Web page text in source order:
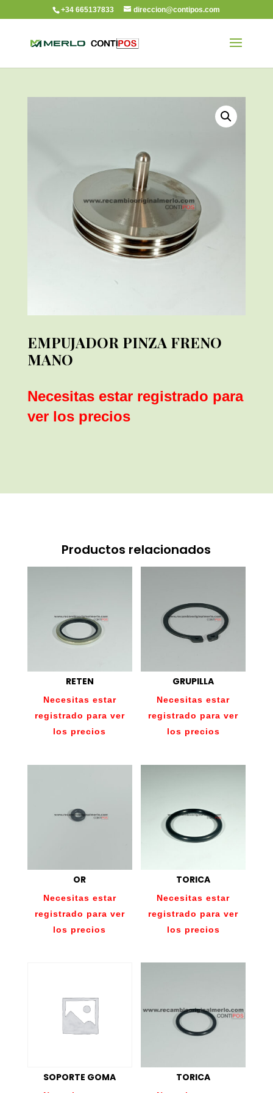
+34 665137833 direccion@contipos.com
EMPUJADOR PINZA FRENO
MANO
Necesitas estar registrado para
ver los precios
Productos relacionados
RETEN
Necesitas estar
registrado para ver
los precios
GRUPILLA
Necesitas estar
registrado para ver
los precios
OR
Necesitas estar
registrado para ver
los precios
TORICA
Necesitas estar
registrado para ver
los precios
SOPORTE GOMA TORICA